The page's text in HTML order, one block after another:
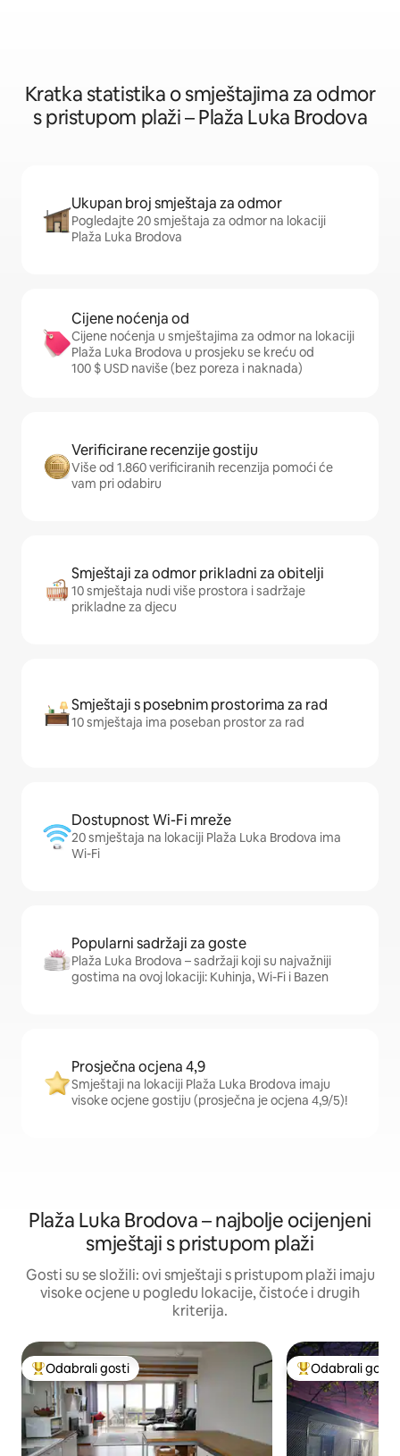
Kratka statistika o smještajima za odmor
s pristupom plaži – Plaža Luka Brodova
Ukupan broj smještaja za odmor
Pogledajte 20 smještaja za odmor na lokaciji
Plaža Luka Brodova
Cijene noćenja od
Cijene noćenja u smještajima za odmor na lokaciji
Plaža Luka Brodova u prosjeku se kreću od
100 $ USD naviše (bez poreza i naknada)
Verificirane recenzije gostiju
Više od 1.860 verificiranih recenzija pomoći će
vam pri odabiru
Smještaji za odmor prikladni za obitelji
10 smještaja nudi više prostora i sadržaje
prikladne za djecu
Smještaji s posebnim prostorima za rad
10 smještaja ima poseban prostor za rad
Dostupnost Wi-Fi mreže
20 smještaja na lokaciji Plaža Luka Brodova ima
Wi-Fi
Popularni sadržaji za goste
Plaža Luka Brodova – sadržaji koji su najvažniji
gostima na ovoj lokaciji: Kuhinja, Wi-Fi i Bazen
Prosječna ocjena 4,9
Smještaji na lokaciji Plaža Luka Brodova imaju
visoke ocjene gostiju (prosječna je ocjena 4,9/5)!
Plaža Luka Brodova – najbolje ocijenjeni
smještaji s pristupom plaži
Gosti su se složili: ovi smještaji s pristupom plaži imaju
visoke ocjene u pogledu lokacije, čistoće i drugih
kriterija.
Među najviše rangiranima s oznakom „Odabrali gosti”
Odabrali gosti Među najviše
Odabrali gosti